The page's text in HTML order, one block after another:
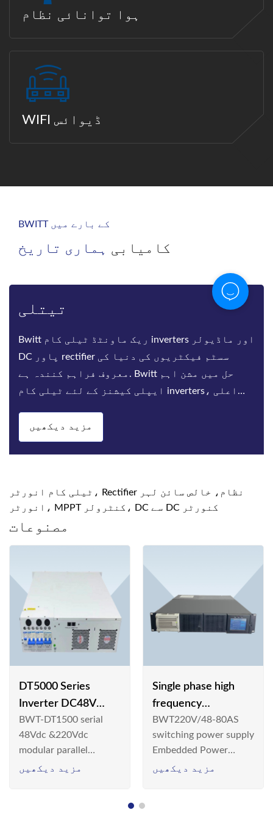
ہوا توانائی نظام
WIFI ڈیوائس
BWITT کے بارے میں
کامیابی ہماری تاریخ
تیتلی
Bwitt ریک ماونٹڈ ٹیلی کام inverters اور ماڈیولر
DC پاور rectifier سسٹم فیکٹریوں کی دنیا کی
معروف فراہم کنندہ ہے. Bwitt حل میں مشن اہم
ایپلی کیشنز کے لئے ٹیلی کام inverters، اعلی
مزید دیکھیں
ٹیلی کام انورٹر، Rectifier نظام، خالص سائن لہر
انورٹر، MPPT کنٹرولر، DC سے DC کنورٹر
مصنوعات
DT5000 Series
Inverter DC48V
AC110V solar
BWT-DT1500 serial
48Vdc &220Vdc
modular parallel
connection inverter is
مزید دیکھیں
Single phase high
frequency
BWT220V/48-80AS
switching power
supply
BWT220V/48-80AS
switching power supply
Embedded Power
System is widely
مزید دیکھیں